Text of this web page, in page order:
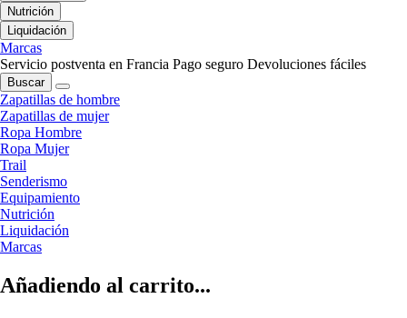
Nutrición
Liquidación
Marcas
Servicio postventa en Francia Pago seguro Devoluciones fáciles
Buscar
Zapatillas de hombre
Zapatillas de mujer
Ropa Hombre
Ropa Mujer
Trail
Senderismo
Equipamiento
Nutrición
Liquidación
Marcas
Añadiendo al carrito...